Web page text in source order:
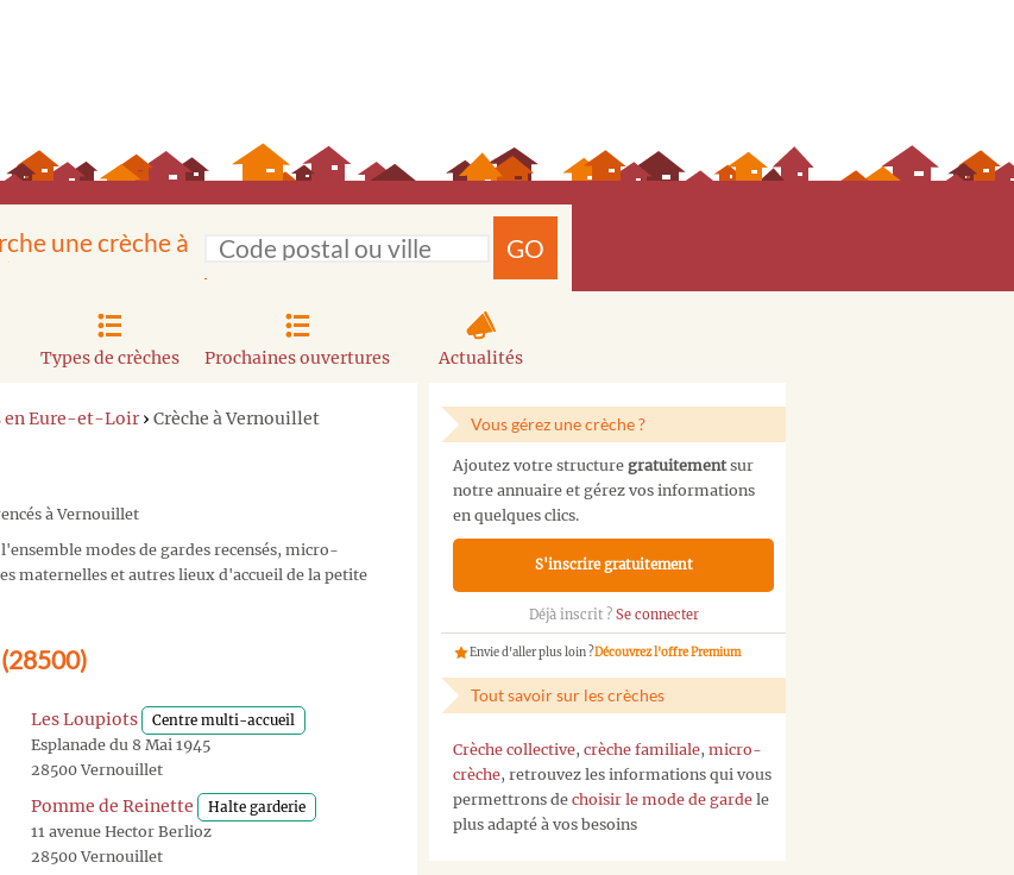
une crèche à GO
Types de crèches Prochaines ouvertures Actualités
en Eure-et-Loir › Crèche à Vernouillet
à Vernouillet
modes de gardes recensés, micro-
maternelles et autres lieux d'accueil de la petite
Les Loupiots Centre multi-accueil
Esplanade du 8 Mai 1945
28500 Vernouillet
Pomme de Reinette Halte garderie
11 avenue Hector Berlioz
28500 Vernouillet
Vous gérez une crèche ?
Ajoutez votre structure gratuitementsur
notre annuaire et gérez vos informations
en quelques clics.
S'inscrire gratuitement
Déjà inscrit ? Se connecter
Envie d'aller plus loin ?Découvrez l'offre Premium
Tout savoir sur les crèches
Crèche collective, crèche familiale, micro-
crèche, retrouvez les informations qui vous
permettrons de choisir le mode de garde le
plus adapté à vos besoins